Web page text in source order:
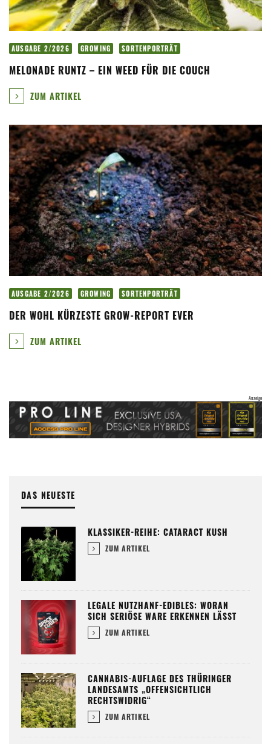
AUSGABE 2/2026 GROWING SORTENPORTRÄT
MELONADE RUNTZ – EIN WEED FÜR DIE COUCH
ZUM ARTIKEL
AUSGABE 2/2026 GROWING SORTENPORTRÄT
DER WOHL KÜRZESTE GROW-REPORT EVER
ZUM ARTIKEL
DAS NEUESTE
KLASSIKER-REIHE: CATARACT KUSH
ZUM ARTIKEL
LEGALE NUTZHANF-EDIBLES: WORAN
SICH SERIÖSE WARE ERKENNEN LÄSST
ZUM ARTIKEL
CANNABIS-AUFLAGE DES THÜRINGER
LANDESAMTS „OFFENSICHTLICH
RECHTSWIDRIG“
ZUM ARTIKEL